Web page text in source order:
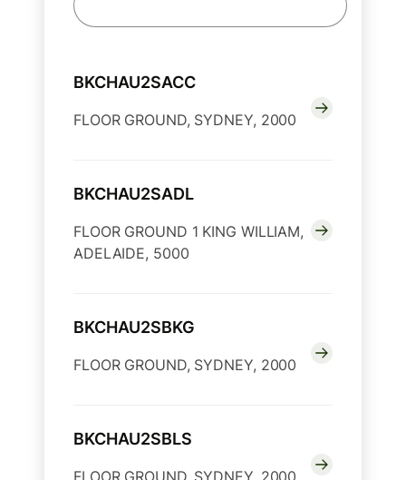
BKCHAU2SACC
FLOOR GROUND, SYDNEY, 2000
BKCHAU2SADL
FLOOR GROUND 1 KING WILLIAM,
ADELAIDE, 5000
BKCHAU2SBKG
FLOOR GROUND, SYDNEY, 2000
BKCHAU2SBLS